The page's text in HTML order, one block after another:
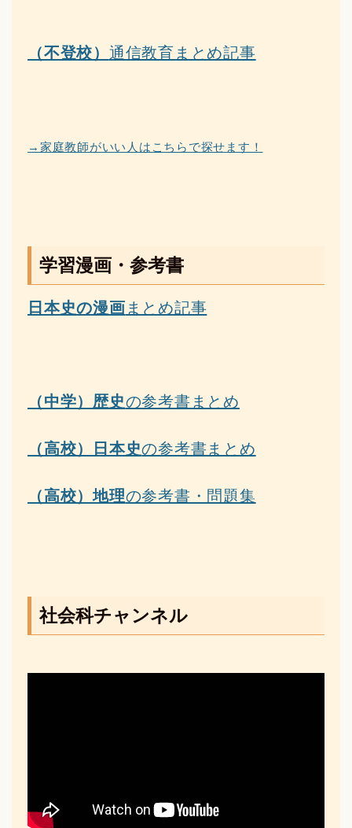
（不登校） 通信教育まとめ記事
→家庭教師がいい人はこちらで探せます！
学習漫画・参考書
日本史の漫画 まとめ記事
（中学）歴史の参考書まとめ
（高校）日本史の参考書まとめ
（高校）地理の参考書・問題集
社会科チャンネル